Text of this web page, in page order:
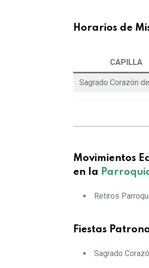
Horarios de
CAPILLA
Sagrado Corazón
Movimientos
en la
Retiros
Fiestas
Sagrado